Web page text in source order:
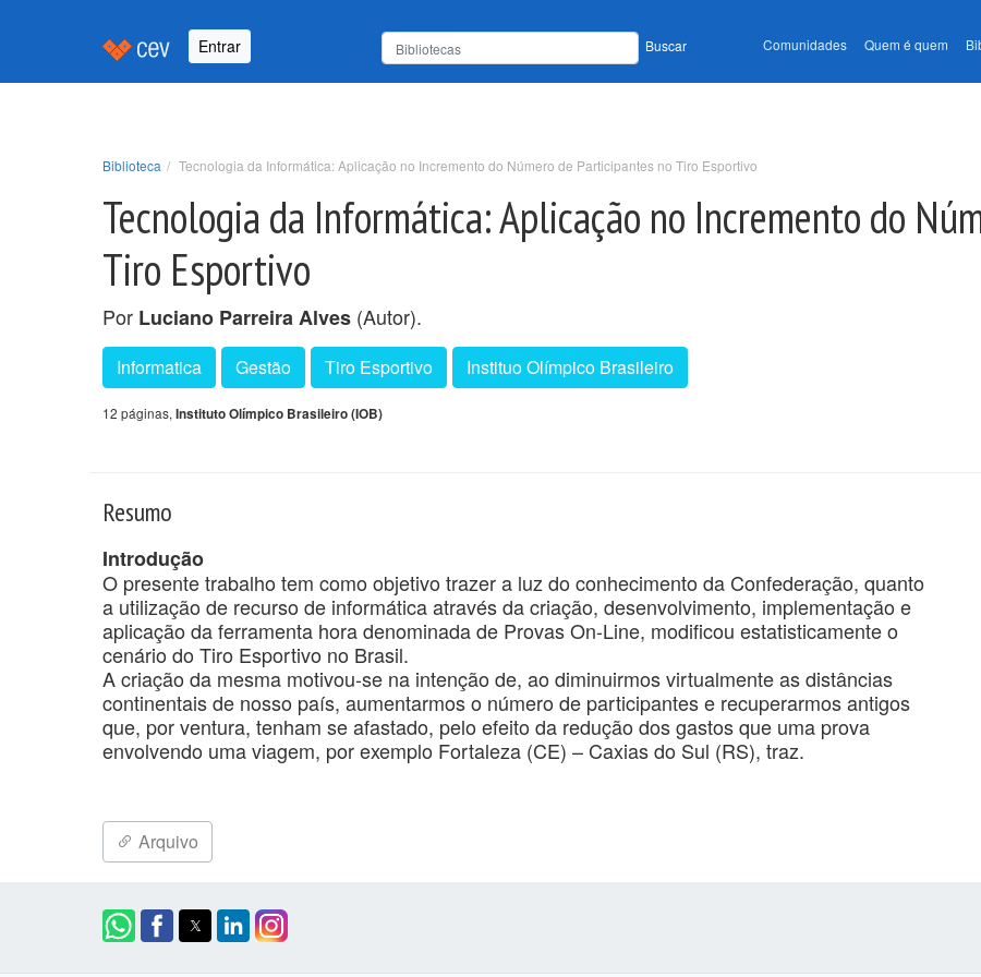
Entrar Buscar Comunidades Quem é quem
Biblioteca Tecnologia da Informática: Aplicação no Incremento do Número de Participantes no Tiro Esportivo
Tecnologia da Informática: Aplicação no Incremento do
Tiro Esportivo
Por Luciano Parreira Alves (Autor).
Informatica Gestão Tiro Esportivo Instituo Olímpico Brasileiro
12 páginas, Instituto Olímpico Brasileiro (IOB)
Resumo
Introdução
O presente trabalho tem como objetivo trazer a luz do conhecimento da Confederação, quanto
a utilização de recurso de informática através da criação, desenvolvimento, implementação e
aplicação da ferramenta hora denominada de Provas On-Line, modificou estatisticamente o
cenário do Tiro Esportivo no Brasil.
A criação da mesma motivou-se na intenção de, ao diminuirmos virtualmente as distâncias
continentais de nosso país, aumentarmos o número de participantes e recuperarmos antigos
que, por ventura, tenham se afastado, pelo efeito da redução dos gastos que uma prova
envolvendo uma viagem, por exemplo Fortaleza (CE) – Caxias do Sul (RS), traz.
Arquivo